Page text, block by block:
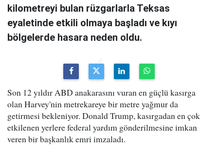
kilometreyi bulan rüzgarlarla Teksas
eyaletinde etkili olmaya başladı ve kıyı
bölgelerde hasara neden oldu.
Son 12 yıldır ABD anakarasını vuran en güçlü kasırga
olan Harvey'nin metrekareye bir metre yağmur da
getirmesi bekleniyor. Donald Trump, kasırgadan en çok
etkilenen yerlere federal yardım gönderilmesine imkan
veren bir başkanlık emri imzaladı.